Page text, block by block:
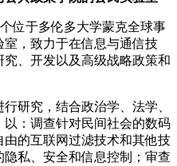
位于多伦多大学蒙克全球事
，致力于在信息与通信技
、开发以及高级战略政策和
研究，结合政治学、法学、
：调查针对民间社会的数码
的互联网过滤技术和其他技
私、安全和信息控制；审查